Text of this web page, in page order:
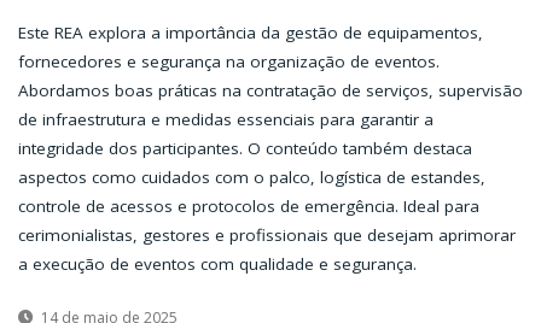
Este REA explora a importância da gestão de equipamentos,
fornecedores e segurança na organização de eventos.
Abordamos boas práticas na contratação de serviços, supervisão
de infraestrutura e medidas essenciais para garantir a
integridade dos participantes. O conteúdo também destaca
aspectos como cuidados com o palco, logística de estandes,
controle de acessos e protocolos de emergência. Ideal para
cerimonialistas, gestores e profissionais que desejam aprimorar
a execução de eventos com qualidade e segurança.
14 de maio de 2025